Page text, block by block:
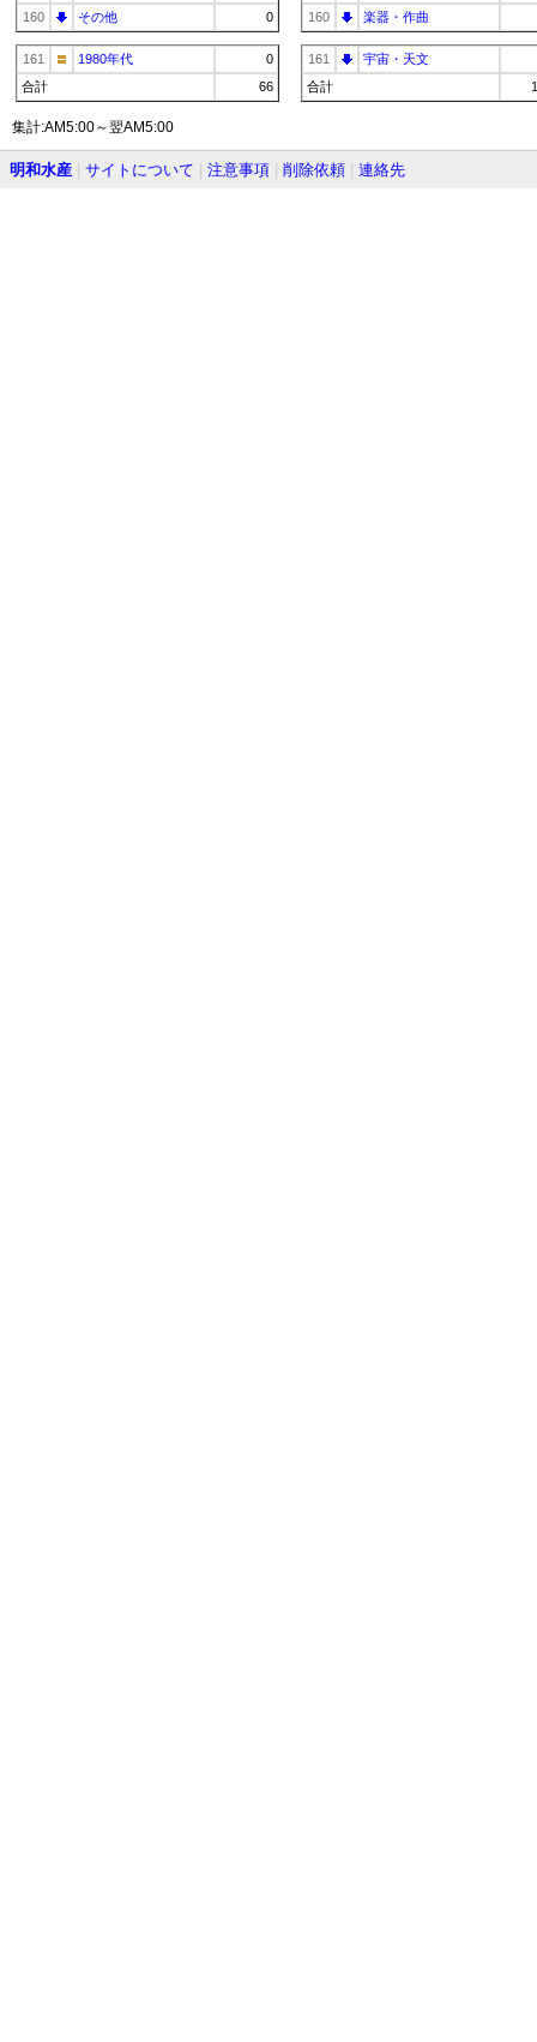
160
その他 0
161 1980年代
0
合計
66
160
楽器・作曲
161
宇宙・天文
合計
集計:AM5:00～翌AM5:00
明和水産 サイトについて 注意事項 削除依頼 連絡先